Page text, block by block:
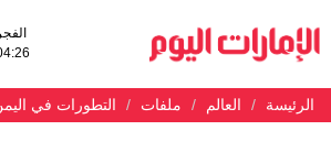
الفجر
الرئيسة العالم ملفات التطورات في